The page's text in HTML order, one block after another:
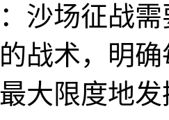
沙场征战
战术，明
大限度地